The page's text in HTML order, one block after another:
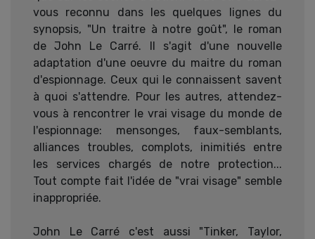
vous reconnu dans les quelques lignes du
synopsis, "Un traitre à notre goût", le roman
de John Le Carré. Il s'agit d'une nouvelle
adaptation d'une oeuvre du maitre du roman
d'espionnage. Ceux qui le connaissent savent
à quoi s'attendre. Pour les autres, attendez-
vous à rencontrer le vrai visage du monde de
l'espionnage: mensonges, faux-semblants,
alliances troubles, complots, inimitiés entre
les services chargés de notre protection...
Tout compte fait l'idée de "vrai visage" semble
inappropriée.
John Le Carré c'est aussi "Tinker, Taylor,